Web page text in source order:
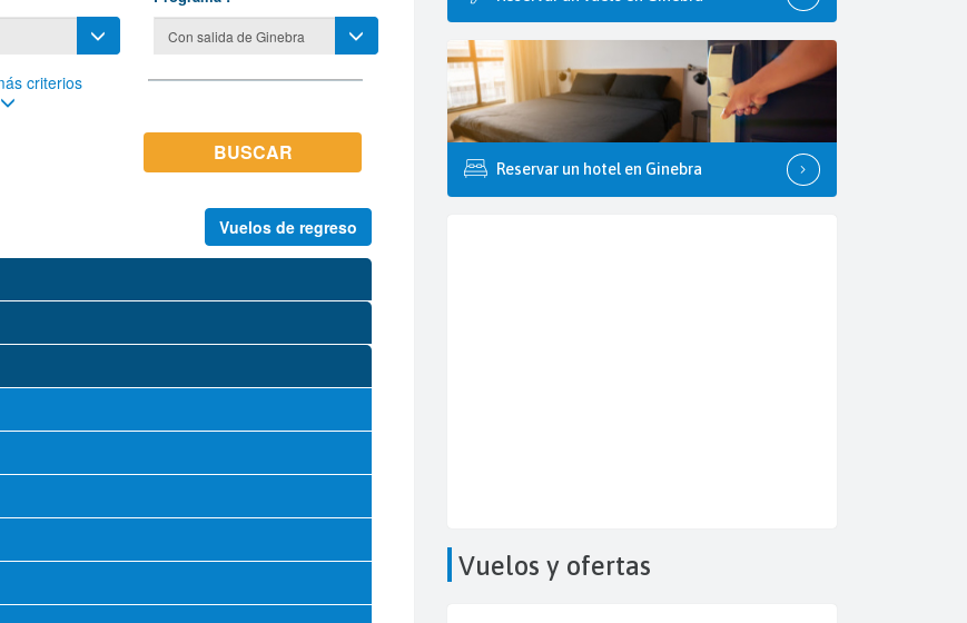
Reservar un hotel en Ginebra
Vuelos y ofertas